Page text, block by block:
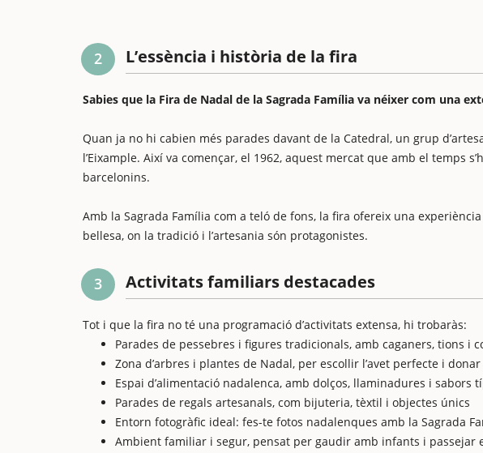
2 L’essència i història de la fira
Sabies que la Fira de Nadal de la Sagrada Família va néixer com una
Quan ja no hi cabien més parades davant de la Catedral, un grup
l’Eixample. Així va començar, el 1962, aquest mercat que amb el temps
barcelonins.
Amb la Sagrada Família com a teló de fons, la fira ofereix una
bellesa, on la tradició i l’artesania són protagonistes.
3 Activitats familiars destacades
Tot i que la fira no té una programació d’activitats extensa, hi trobaràs:
Parades de pessebres i figures tradicionals, amb caganers, tions i
Zona d’arbres i plantes de Nadal, per escollir l’avet perfecte i
Espai d’alimentació nadalenca, amb dolços, llaminadures i sabors
Parades de regals artesanals, com bijuteria, tèxtil i objectes únics
Entorn fotogràfic ideal: fes-te fotos nadalenques amb la Sagrada
Ambient familiar i segur, pensat per gaudir amb infants i passejar